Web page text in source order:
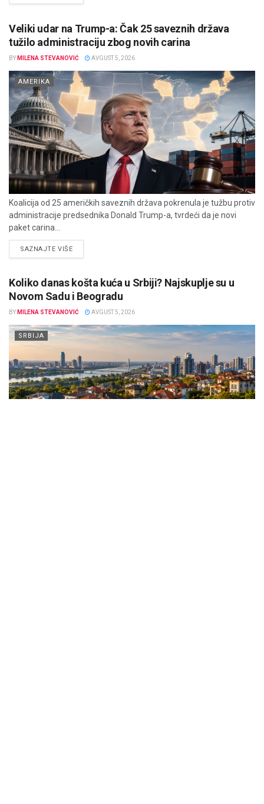
Veliki udar na Trump-a: Čak 25 saveznih država
tužilo administraciju zbog novih carina
BY MILENA STEVANOVIĆ AVGUST 5, 2026
AMERIKA
Koalicija od 25 američkih saveznih država pokrenula je tužbu protiv
administracije predsednika Donald Trump-a, tvrdeći da je novi
paket carina...
SAZNAJTE VIŠEDETAILS
Koliko danas košta kuća u Srbiji? Najskuplje su u
Novom Sadu i Beogradu
BY MILENA STEVANOVIĆ AVGUST 5, 2026
SRBIJA